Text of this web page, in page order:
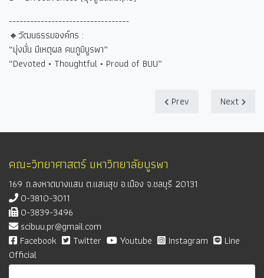
----------------------------------
🔸วัฒนธรรมองค์กร :
“มุ่งมั่น มีเหตุผล คนภูมิบูรพา”
“Devoted • Thoughtful • Proud of BUU”
Prev Next
คณะวิทยาศาสตร์ มหาวิทยาลัยบูรพา
169 ถ.ลงหาดบางแสน ต.แสนสุข อ.เมือง จ.ชลบุรี 20131
0-3810-3011
0-3839-3496
scibuu.pr@gmail.com
Facebook
Twitter Youtube Instagram
Line
Official